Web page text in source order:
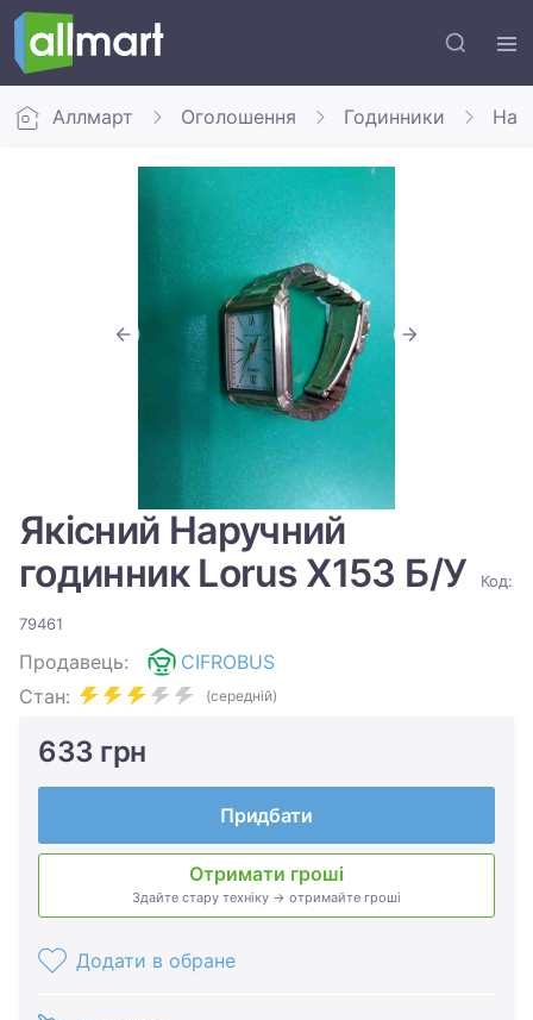
Аллмарт Оголошення Годинники
Якісний Наручний
годинник Lorus X153 Б/У
Код:
79461
Продавець:
CIFROBUS
Стан:
(середній)
633 грн
Придбати
Отримати гроші
Здайте стару техніку → отримайте гроші
Додати в обране